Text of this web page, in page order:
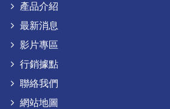
產品介紹
最新消息
影片專區
行銷據點
聯絡我們
網站地圖